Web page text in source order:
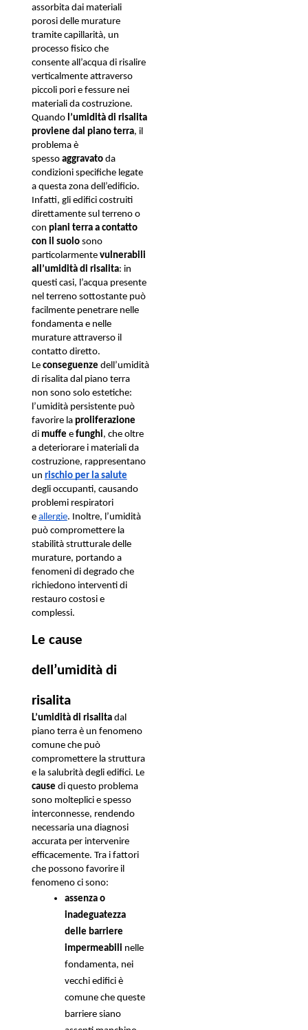
assorbita dai materiali
porosi delle murature
tramite capillarità, un
processo fisico che
consente all’acqua di risalire
verticalmente attraverso
piccoli pori e fessure nei
materiali da costruzione.
Quando l’umidità di risalita
proviene dal piano terra, il
problema è
spesso aggravato da
condizioni specifiche legate
a questa zona dell’edificio.
Infatti, gli edifici costruiti
direttamente sul terreno o
con piani terra a contatto
con il suolo sono
particolarmente vulnerabili
all’umidità di risalita: in
questi casi, l’acqua presente
nel terreno sottostante può
facilmente penetrare nelle
fondamenta e nelle
murature attraverso il
contatto diretto.
Le conseguenze dell’umidità
di risalita dal piano terra
non sono solo estetiche:
l’umidità persistente può
favorire la proliferazione
di muffe e funghi, che oltre
a deteriorare i materiali da
costruzione, rappresentano
un rischio per la salute
degli occupanti, causando
problemi respiratori
e allergie. Inoltre, l’umidità
può compromettere la
stabilità strutturale delle
murature, portando a
fenomeni di degrado che
richiedono interventi di
restauro costosi e
complessi.
Le cause
dell’umidità di
risalita
L’umidità di risalita dal
piano terra è un fenomeno
comune che può
compromettere la struttura
e la salubrità degli edifici. Le
cause di questo problema
sono molteplici e spesso
interconnesse, rendendo
necessaria una diagnosi
accurata per intervenire
efficacemente. Tra i fattori
che possono favorire il
fenomeno ci sono:
assenza o
inadeguatezza
delle barriere
impermeabili nelle
fondamenta, nei
vecchi edifici è
comune che queste
barriere siano